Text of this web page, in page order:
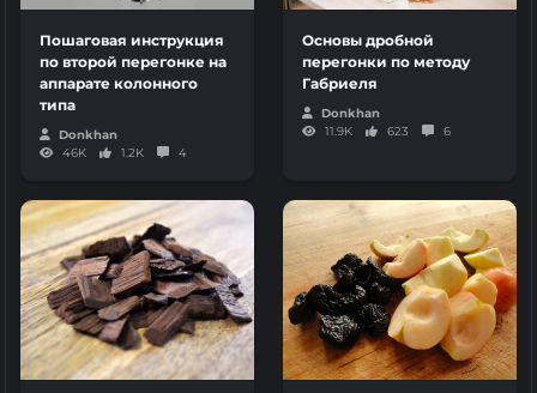
Пошаговая инструкция
по второй перегонке на
аппарате колонного
типа
Donkhan
46K
1.2K 4
Основы дробной
перегонки по методу
Габриеля
Donkhan
11.9K
623 6